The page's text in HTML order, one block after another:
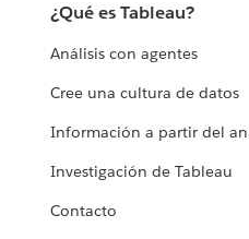
¿Qué es Tableau?
Análisis con agentes
Cree una cultura de datos
Información a partir del
Investigación de Tableau
Contacto